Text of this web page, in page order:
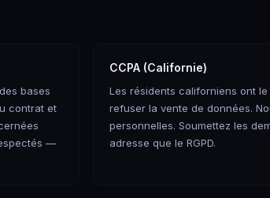
bases
contrat et
—
CCPA (Californie)
Les résidents californiens ont
refuser la vente de données.
personnelles. Soumettez les
adresse que le RGPD.